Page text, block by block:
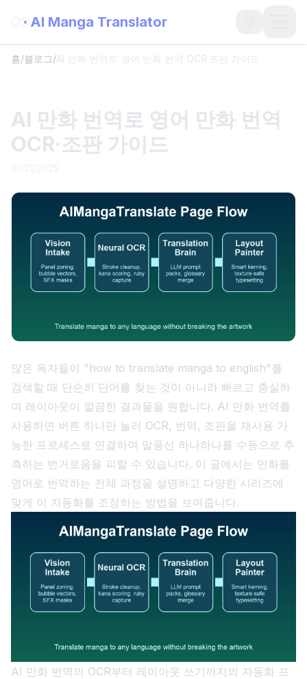
AI Manga Translator
홈/블로그/AI 만화 번역로 영어 만화 번역 OCR·조판 가이드
AI 만화 번역로 영어 만화 번역
OCR·조판 가이드
많은 독자들이 "how to translate manga to english"를
검색할 때 단순히 단어를 찾는 것이 아니라 빠르고 충실하
며 레이아웃이 깔끔한 결과물을 원합니다. AI 만화 번역를
사용하면 버튼 하나만 눌러 OCR, 번역, 조판을 재사용 가
능한 프로세스로 연결하여 말풍선 하나하나를 수동으로 추
측하는 번거로움을 피할 수 있습니다. 이 글에서는 만화를
영어로 번역하는 전체 과정을 설명하고 다양한 시리즈에
맞게 이 자동화를 조정하는 방법을 보여줍니다.
AI 만화 번역의 OCR부터 레이아웃 쓰기까지의 자동화 프